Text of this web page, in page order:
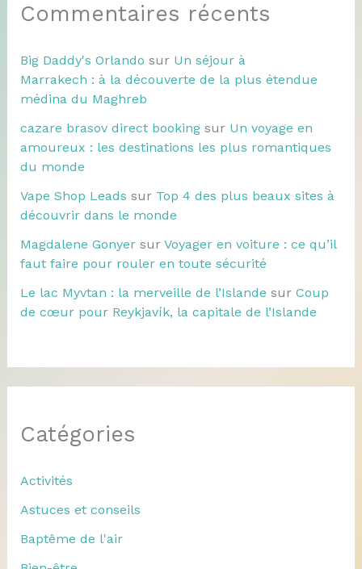
Commentaires récents
Big Daddy's Orlando sur Un séjour à
Marrakech : à la découverte de la plus étendue
médina du Maghreb
cazare brasov direct bookingsur Un voyage en
amoureux : les destinations les plus romantiques
du monde
Vape Shop Leads sur Top 4 des plus beaux sites à
découvrir dans le monde
Magdalene Gonyersur Voyager en voiture : ce qu’il
faut faire pour rouler en toute sécurité
Le lac Myvtan : la merveille de l’Islande sur Coup
de cœur pour Reykjavík, la capitale de l’Islande
Catégories
Activités
Astuces et conseils
Baptême de l'air